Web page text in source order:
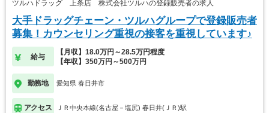
ツルハドラッグ 上条店 株式会社ツルハの登録販売者の求人
大手ドラッグチェーン・ツルハグループで登録販売者
募集！カウンセリング重視の接客を重視しています♪
給与
【月収】18.0万円～28.5万円程度
【年収】350万円～500万円
勤務地 愛知県 春日井市
アクセス ＪＲ中央本線(名古屋－塩尻) 春日井(ＪＲ)駅